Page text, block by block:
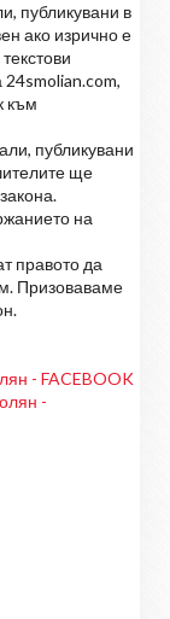
публикувани в
ако изрично е
към
публикувани
ще
на
правото да
Призоваваме
- FACEBOOK
-